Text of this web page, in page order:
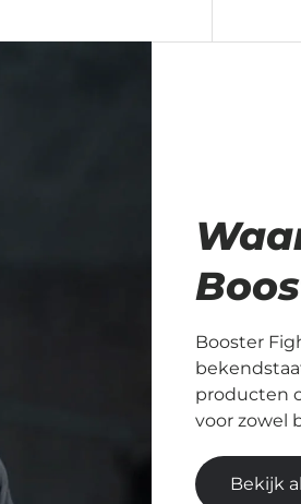
Booster
producten
voor zowel
Bekijk